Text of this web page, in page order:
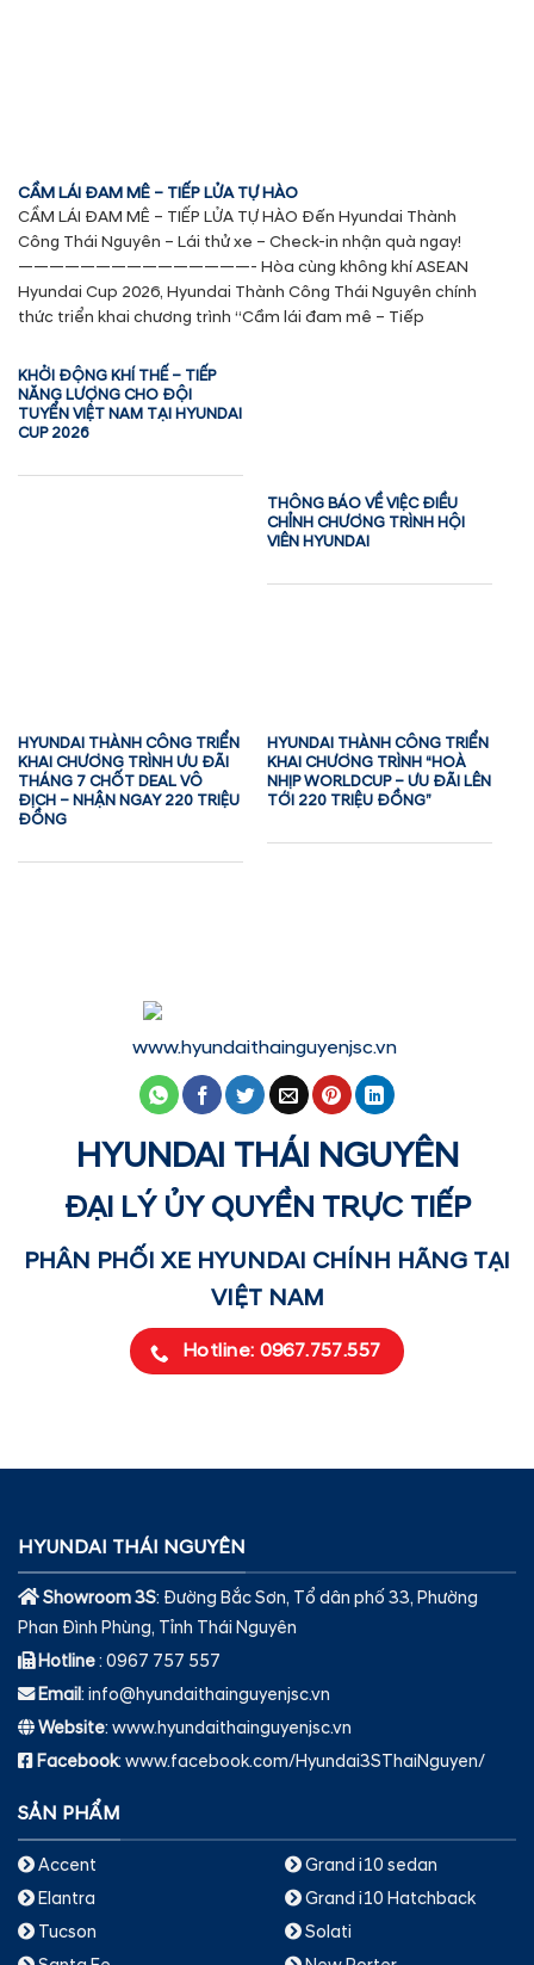
CẦM LÁI ĐAM MÊ – TIẾP LỬA TỰ HÀO
CẦM LÁI ĐAM MÊ – TIẾP LỬA TỰ HÀO Đến Hyundai Thành
Công Thái Nguyên – Lái thử xe – Check-in nhận quà ngay!
———————————————- Hòa cùng không khí ASEAN
Hyundai Cup 2026, Hyundai Thành Công Thái Nguyên chính
thức triển khai chương trình “Cầm lái đam mê – Tiếp
KHỞI ĐỘNG KHÍ THẾ – TIẾP
NĂNG LƯỢNG CHO ĐỘI
TUYỂN VIỆT NAM TẠI HYUNDAI
CUP 2026
THÔNG BÁO VỀ VIỆC ĐIỀU
CHỈNH CHƯƠNG TRÌNH HỘI
VIÊN HYUNDAI
HYUNDAI THÀNH CÔNG TRIỂN
KHAI CHƯƠNG TRÌNH ƯU ĐÃI
THÁNG 7 CHỐT DEAL VÔ
ĐỊCH – NHẬN NGAY 220 TRIỆU
ĐỒNG
HYUNDAI THÀNH CÔNG TRIỂN
KHAI CHƯƠNG TRÌNH “HOÀ
NHỊP WORLDCUP – ƯU ĐÃI LÊN
TỚI 220 TRIỆU ĐỒNG”
www.hyundaithainguyenjsc.vn
HYUNDAI THÁI NGUYÊN
ĐẠI LÝ ỦY QUYỀN TRỰC TIẾP
PHÂN PHỐI XE HYUNDAI CHÍNH HÃNG TẠI
VIỆT NAM
Hotline: 0967.757.557
HYUNDAI THÁI NGUYÊN
Showroom 3S: Đường Bắc Sơn, Tổ dân phố 33, Phường
Phan Đình Phùng, Tỉnh Thái Nguyên
Hotline: 0967 757 557
Email: info@hyundaithainguyenjsc.vn
Website: www.hyundaithainguyenjsc.vn
Facebook: www.facebook.com/Hyundai3SThaiNguyen/
SẢN PHẨM
Accent
Elantra
Tucson
Grand i10 sedan
Grand i10 Hatchback
Solati